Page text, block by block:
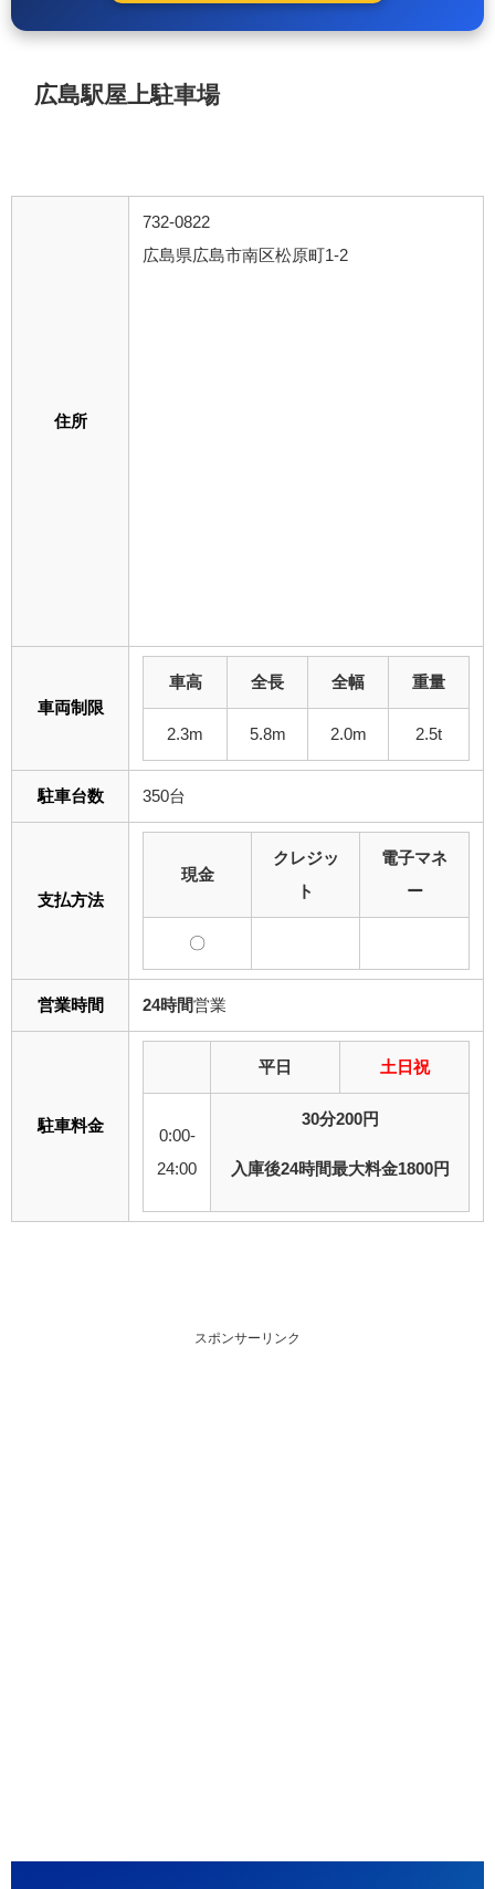
広島駅屋上駐車場
住所
732-0822
広島県広島市南区松原町1-2
車両制限
車高 全長 全幅 重量
2.3m 5.8m 2.0m 2.5t
駐車台数 350台
支払方法
現金
クレジッ
ト
電子マネ
ー
〇
営業時間 24時間営業
駐車料金
平日 土日祝
0:00-
24:00
30分200円
入庫後24時間最大料金1800円
スポンサーリンク